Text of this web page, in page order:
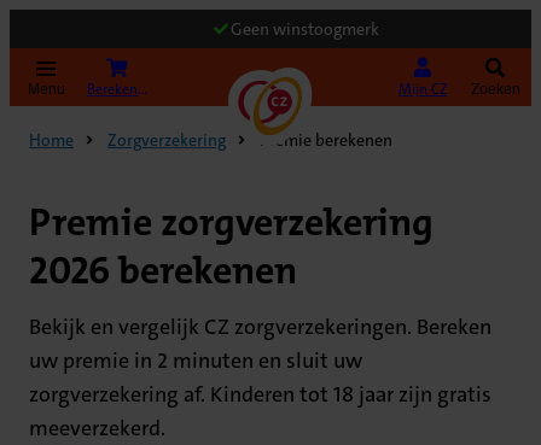
Geen winstoogmerk
Menu Bereken uw premie Mijn CZ Zoeken
Home Zorgverzekering Premie berekenen
Premie zorgverzekering
2026 berekenen
Bekijk en vergelijk CZ zorgverzekeringen. Bereken
uw premie in 2 minuten en sluit uw
zorgverzekering af. Kinderen tot 18 jaar zijn gratis
meeverzekerd.